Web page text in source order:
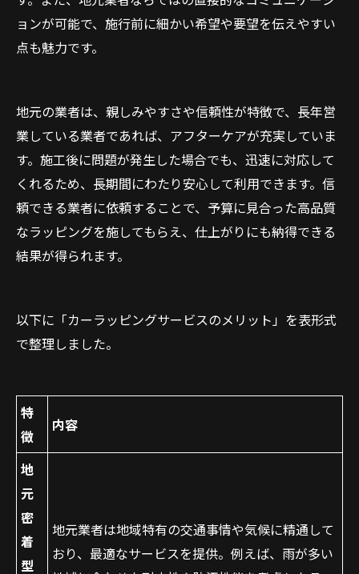
ョンが可能で、施行前に細かい希望や要望を伝えやすい
点も魅力です。
地元の業者は、親しみやすさや信頼性が特徴で、長年営
業している業者であれば、アフターケアが充実していま
す。施工後に問題が発生した場合でも、迅速に対応して
くれるため、長期間にわたり安心して利用できます。信
頼できる業者に依頼することで、予算に見合った高品質
なラッピングを施してもらえ、仕上がりにも納得できる
結果が得られます。
以下に「カーラッピングサービスのメリット」を表形式
で整理しました。
特
徴
内容
地
元
密
着
型
地元業者は地域特有の交通事情や気候に精通して
おり、最適なサービスを提供。例えば、雨が多い